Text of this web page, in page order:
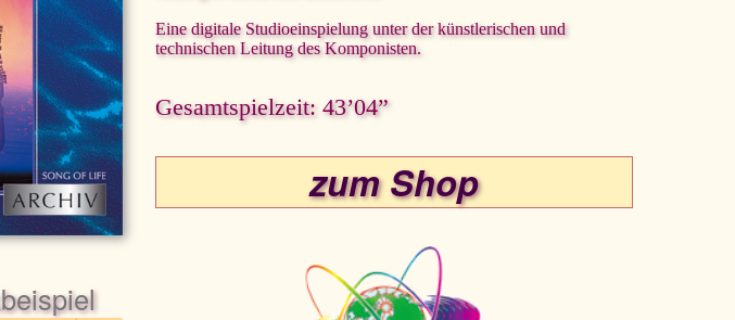
Eine digitale Studioeinspielung unter der künstlerischen und
technischen Leitung des Komponisten.
Gesamtspielzeit: 43’04”
zum Shop